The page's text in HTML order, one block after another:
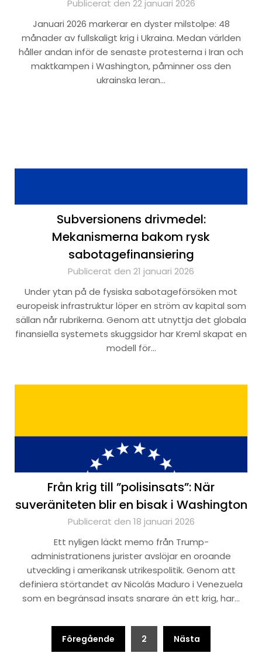
Publicerat den 22 januari 2026
Januari 2026 markerar en dyster milstolpe: 48
månader av fullskaligt krig i Ukraina. Medan världen
håller andan inför de senaste protesterna i Iran och
maktkampen i Washington, påminner oss den
ukrainska leran…
Subversionens drivmedel:
Mekanismerna bakom rysk
sabotagefinansiering
Publicerat den 21 januari 2026
Under ytan på de fysiska sabotageförsöken mot
europeisk infrastruktur löper en ström av kapital som
sällan når rubrikerna. Genom att utnyttja det globala
finansiella systemets skuggsidor har Kreml skapat en
modell för…
Från krig till ”polisinsats”: När
suveräniteten blir en bisak i Washington
Publicerat den 18 januari 2026
Ett nyligen läckt memo från Trump-
administrationens jurister avslöjar en oroande
utveckling i amerikansk utrikespolitik. Genom att
definiera störtandet av Nicolás Maduro i Venezuela
som en begränsad insats snarare än ett krig, har…
Sidnumrering
Föregående 2 Nästa